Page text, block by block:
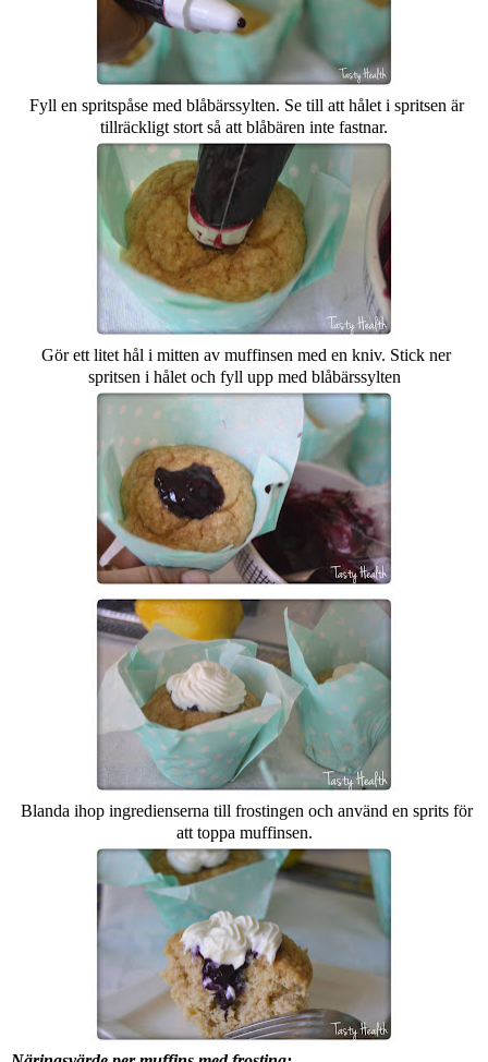
Fyll en spritspåse med blåbärssylten. Se till att hålet i spritsen är
tillräckligt stort så att blåbären inte fastnar.
Gör ett litet hål i mitten av muffinsen med en kniv. Stick ner
spritsen i hålet och fyll upp med blåbärssylten
Blanda ihop ingredienserna till frostingen och använd en sprits för
att toppa muffinsen.